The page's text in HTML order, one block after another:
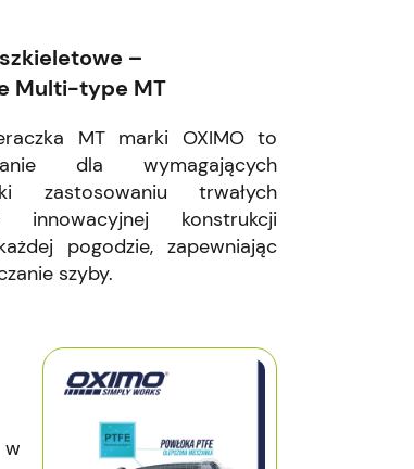
–
Multi-type MT
MT marki OXIMO to
dla wymagających
zastosowaniu trwałych
innowacyjnej konstrukcji
pogodzie, zapewniając
szyby.